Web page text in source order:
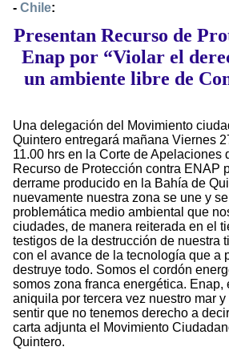
- Chile:
Presentan Recurso de
Enap por “Violar el
un ambiente libre de
Una delegación del Movimiento
Quintero entregará mañana Viernes
11.00 hrs en la Corte de Apelaciones
Recurso de Protección contra ENAP
derrame producido en la Bahía de
nuevamente nuestra zona se une y
problemática medio ambiental que
ciudades, de manera reiterada en el
testigos de la destrucción de nuestra
con el avance de la tecnología que a
destruye todo. Somos el cordón
somos zona franca energética. Enap,
aniquila por tercera vez nuestro mar
sentir que no tenemos derecho a
carta adjunta el Movimiento
Quintero.